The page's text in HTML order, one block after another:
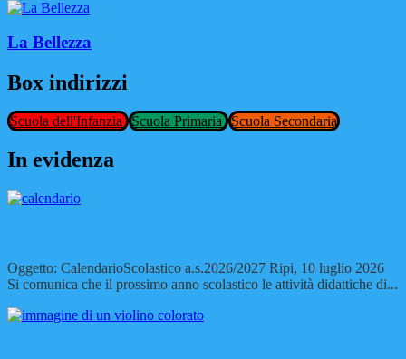
La Bellezza
Box indirizzi
Scuola dell'Infanzia Scuola Primaria Scuola Secondaria
In evidenza
Oggetto: CalendarioScolastico a.s.2026/2027 Ripi, 10 luglio 2026
Si comunica che il prossimo anno scolastico le attività didattiche di...